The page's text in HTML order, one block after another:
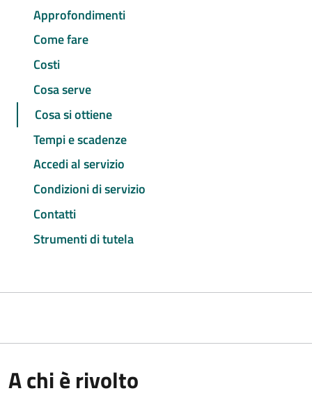
Approfondimenti
Come fare
Costi
Cosa serve
Cosa si ottiene
Tempi e scadenze
Accedi al servizio
Condizioni di servizio
Contatti
Strumenti di tutela
A chi è rivolto